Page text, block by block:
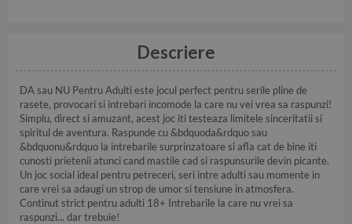
Descriere
DA sau NU Pentru Adulti este jocul perfect pentru serile pline de
rasete, provocari si intrebari incomode la care nu vei vrea sa raspunzi!
Simplu, direct si amuzant, acest joc iti testeaza limitele sinceritatii si
spiritul de aventura. Raspunde cu &bdquoda&rdquo sau
&bdquonu&rdquo la intrebarile surprinzatoare si afla cat de bine iti
cunosti prietenii atunci cand mastile cad si raspunsurile devin picante.
Un joc social ideal pentru petreceri, seri intre adulti sau momente in
care vrei sa adaugi un strop de umor si tensiune in atmosfera.
Continut strict pentru adulti 18+ Intrebarile la care nu vrei sa
raspunzi... dar trebuie!